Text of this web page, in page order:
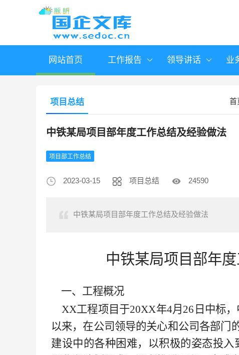
网站首页 工作报告 领导讲话 业
首
项目总结
中铁某局项目部年度工作总结及经验做法
项目部工作总结
2023-03-15 项目总结 24590
中铁某局项目部年度工作总结及经验做法
中铁某局项目部年
一、工程概况
XX工程项目于20XX年4月26日中标
以来，在公司领导的关心和公司各部门
建设中的各种困难，以积极的姿态投入